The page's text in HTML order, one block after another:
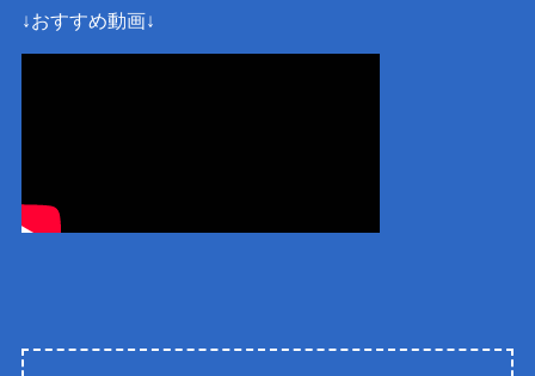
↓おすすめ動画↓